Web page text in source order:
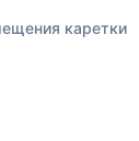
каретки